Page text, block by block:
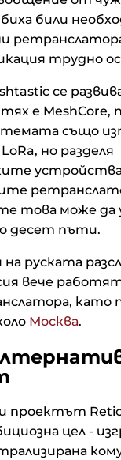
били
трудно
се
е MeshCore,
също
но разделя
това може да
десет пъти.
руската
вече
като
Москва.
и проектът
цел -